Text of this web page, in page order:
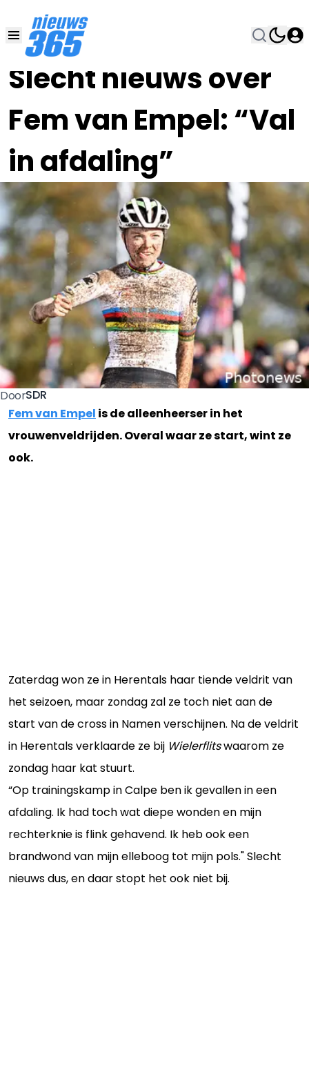
Slecht nieuws over
Fem van Empel: “Val
in afdaling”
17 DEC 2023, 13:45
DoorSDR
Fem van Empel is de alleenheerser in het
vrouwenveldrijden. Overal waar ze start, wint ze
ook.
Zaterdag won ze in Herentals haar tiende veldrit van
het seizoen, maar zondag zal ze toch niet aan de
start van de cross in Namen verschijnen. Na de veldrit
in Herentals verklaarde ze bij Wielerflitswaarom ze
zondag haar kat stuurt.
“Op trainingskamp in Calpe ben ik gevallen in een
afdaling. Ik had toch wat diepe wonden en mijn
rechterknie is flink gehavend. Ik heb ook een
brandwond van mijn elleboog tot mijn pols." Slecht
nieuws dus, en daar stopt het ook niet bij.